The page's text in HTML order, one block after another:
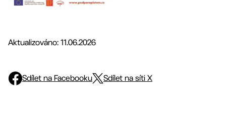
Aktualizováno: 11.06.2026
Sdílet na Facebooku Sdílet na síti X